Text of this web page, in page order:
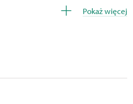
10.00 – 15.00
Pokaż więcej